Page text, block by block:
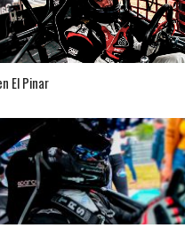
El Pinar